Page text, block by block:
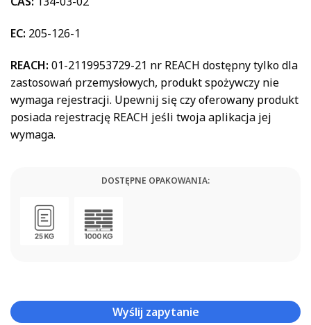
EC: 205-126-1
REACH: 01-2119953729-21 nr REACH dostępny tylko dla
zastosowań przemysłowych, produkt spożywczy nie
wymaga rejestracji. Upewnij się czy oferowany produkt
posiada rejestrację REACH jeśli twoja aplikacja jej
wymaga.
DOSTĘPNE OPAKOWANIA:
Wyślij zapytanie